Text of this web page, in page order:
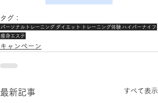
タグ：
パーソナルトレーニング ダイエット トレーニング体験 ハイパーナイフ
痩身エステ
キャンペーン
最新記事 すべて表示